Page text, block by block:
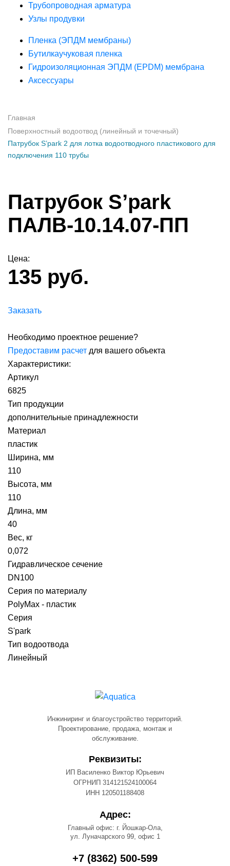
Трубопроводная арматура
Узлы продувки
Пленка (ЭПДМ мембраны)
Бутилкаучуковая пленка
Гидроизоляционная ЭПДМ (EPDM) мембрана
Аксессуары
Главная
Поверхностный водоотвод (линейный и точечный)
Патрубок S’park 2 для лотка водоотводного пластикового для
подключения 110 трубы
Патрубок S’park
ПАЛВ-10.14.07-ПП
Цена:
135 руб.
Заказать
Необходимо проектное решение?
Предоставим расчет для вашего объекта
Характеристики:
Артикул
6825
Тип продукции
дополнительные принадлежности
Материал
пластик
Ширина, мм
110
Высота, мм
110
Длина, мм
40
Вес, кг
0,072
Гидравлическое сечение
DN100
Серия по материалу
PolyMax - пластик
Серия
S'park
Тип водоотвода
Линейный
Инжиниринг и благоустройство территорий.
Проектирование, продажа, монтаж и
обслуживание.
Реквизиты:
ИП Василенко Виктор Юрьевич
ОГРНИП 314121524100064
ИНН 120501188408
Адрес:
Главный офис: г. Йошкар-Ола,
ул. Луначарского 99, офис 1
+7 (8362) 500-599